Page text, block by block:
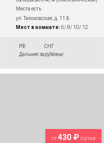
Места есть
ул. Тихоновская, д. 11 Б
Мест в комнате: 6/ 8/ 10/ 12
РФ
СНГ
Дальнее зарубежье
от430 ₽/сутки